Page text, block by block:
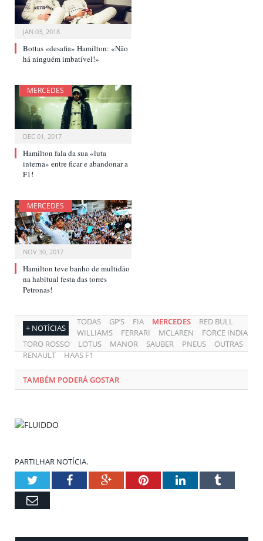
JAN 03, 2018
Bottas «desafia» Hamilton: «Não
há ninguém imbatível!»
MERCEDES
DEC 01, 2017
Hamilton fala da sua «luta
interna» entre ficar e abandonar a
F1!
MERCEDES
NOV 30, 2017
Hamilton teve banho de multidão
na habitual festa das torres
Petronas!
+ NOTÍCIAS
TODAS GP’S FIA MERCEDES
RED BULL
WILLIAMS
FERRARI MCLAREN
FORCE INDIA
TORO ROSSO
LOTUS MANOR SAUBER PNEUS
OUTRAS
RENAULT
HAAS F1
TAMBÉM PODERÁ GOSTAR
PARTILHAR NOTÍCIA.
TwitterFacebookGoogle+PinterestLinkedInTumblr
Email